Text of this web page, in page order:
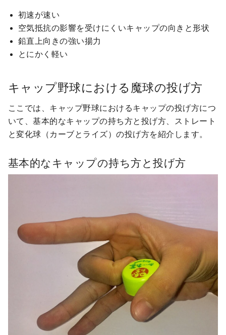
初速が速い
空気抵抗の影響を受けにくいキャップの向きと形状
鉛直上向きの強い揚力
とにかく軽い
キャップ野球における魔球の投げ方
ここでは、キャップ野球におけるキャップの投げ方につ
いて、基本的なキャップの持ち方と投げ方、ストレート
と変化球（カーブとライズ）の投げ方を紹介します。
基本的なキャップの持ち方と投げ方